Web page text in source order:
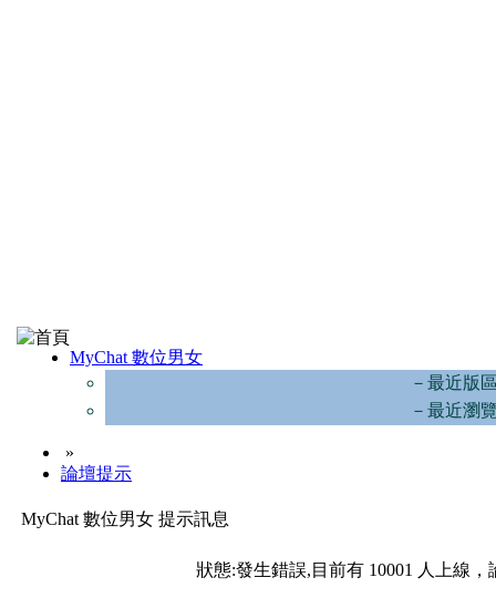
MyChat 數位男女
－最近版
－最近瀏
»
論壇提示
MyChat 數位男女 提示訊息
狀態:發生錯誤,目前有 10001 人上線